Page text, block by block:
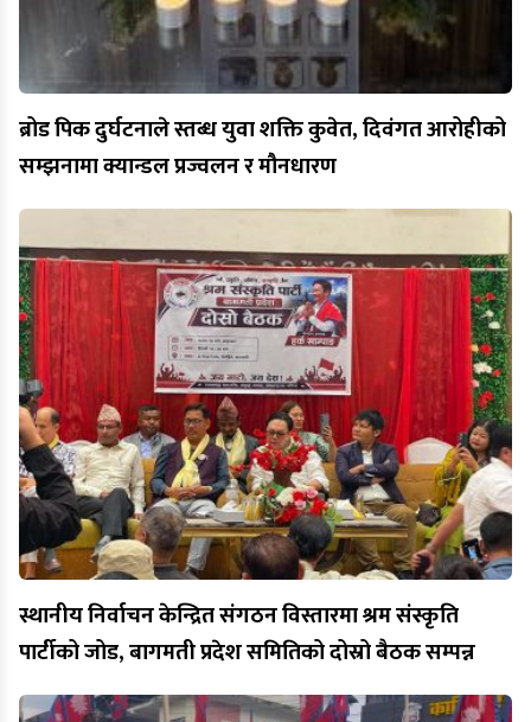
ब्रोड पिक दुर्घटनाले स्तब्ध युवा शक्ति कुवेत, दिवंगत आरोहीको
सम्झनामा क्यान्डल प्रज्वलन र मौनधारण
स्थानीय निर्वाचन केन्द्रित संगठन विस्तारमा श्रम संस्कृति
पार्टीको जोड, बागमती प्रदेश समितिको दोस्रो बैठक सम्पन्न